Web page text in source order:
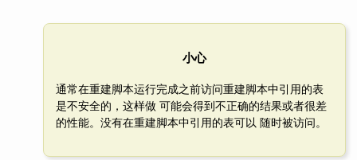
小心
通常在重建脚本运行完成之前访问重建脚本中引用的表
是不安全的，这样做 可能会得到不正确的结果或者很差
的性能。没有在重建脚本中引用的表可以 随时被访问。